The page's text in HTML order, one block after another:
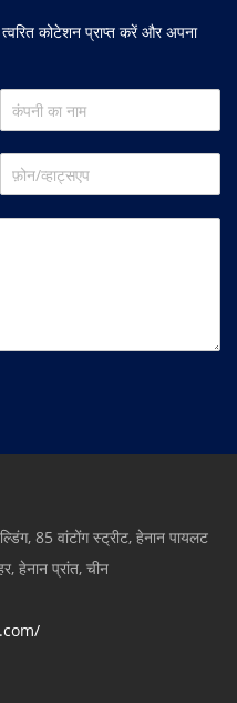
त्वरित कोटेशन प्राप्त करें और अपना
85 वांटोंग स्ट्रीट, हेनान पायलट
हेनान प्रांत, चीन